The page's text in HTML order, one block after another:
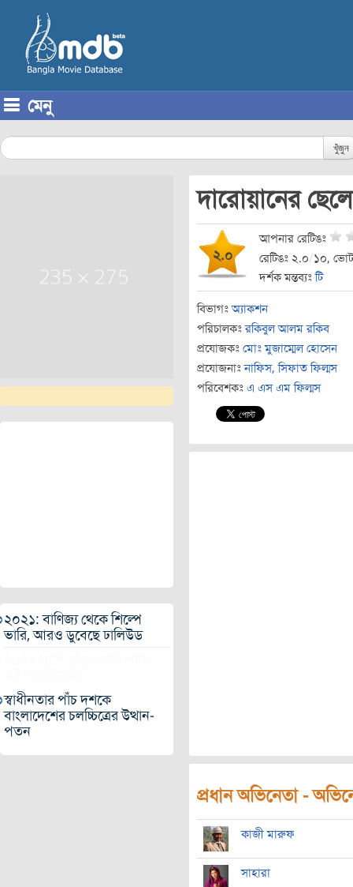
মেনু
খুঁজুন
২০২১: বাণিজ্য থেকে শিল্পে
ভারি, আরও ডুবেছে ঢালিউড
স্বাধীনতার পাঁচ দশকে
বাংলাদেশের চলচ্চিত্রের উত্থান-
পতন
দারোয়ানের
২.০
আপনার রেটিঙঃ
রেটিঙঃ ২.০/১০,
দর্শক মন্তব্যঃটি
বিভাগঃ অ্যাকশন
পরিচালকঃ রকিবুল আলম রকিব
প্রযোজকঃ মোঃ মুজাম্মেল হোসেন
প্রযোজনাঃ নাফিস, সিফাত ফিল্মস
পরিবেশকঃ এ এস এম ফিল্মস
প্রধান অভিনেতা -
কাজী মারুফ
সাহারা